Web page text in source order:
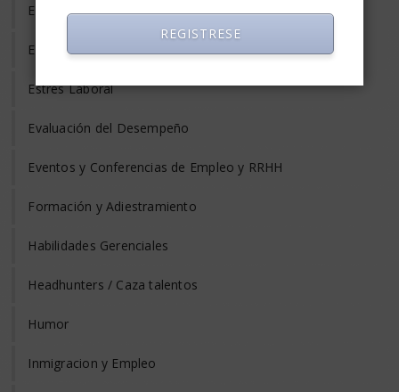
Entrevista de Trabajo
Equilibrio Vida y Trabajo
Estrés Laboral
Evaluación del Desempeño
Eventos y Conferencias de Empleo y RRHH
Formación y Adiestramiento
Habilidades Gerenciales
Headhunters / Caza talentos
Humor
Inmigracion y Empleo
REGISTRESE